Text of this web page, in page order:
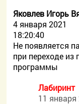
Яковлев Игорь
4 января 2021
18:20:40
Не появляется
при переходе из
программы
Лабиринт
11